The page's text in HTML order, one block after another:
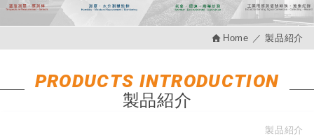
Home 製品紹介
PRODUCTS INTRODUCTION
製品紹介
製品紹介
忘記密碼
訂單查詢
個人資料修改